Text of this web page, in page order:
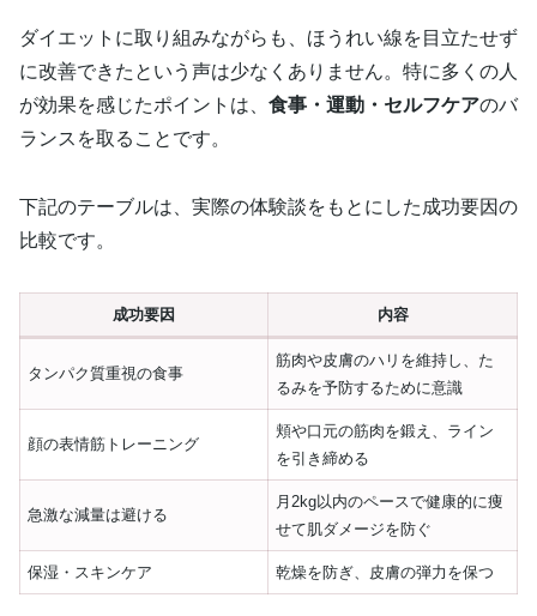
ダイエットに取り組みながらも、ほうれい線を目立たせず
に改善できたという声は少なくありません。特に多くの人
が効果を感じたポイントは、 食事・運動・セルフケアのバ
ランスを取ることです。
下記のテーブルは、実際の体験談をもとにした成功要因の
比較です。
成功要因 内容
タンパク質重視の食事
筋肉や皮膚のハリを維持し、た
るみを予防するために意識
顔の表情筋トレーニング
頬や口元の筋肉を鍛え、ライン
を引き締める
急激な減量は避ける
月2kg以内のペースで健康的に痩
せて肌ダメージを防ぐ
保湿・スキンケア 乾燥を防ぎ、皮膚の弾力を保つ